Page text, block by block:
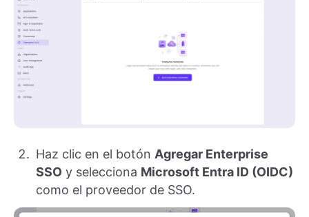
Haz clic en el botón Agregar Enterprise
SSO y selecciona Microsoft Entra ID (OIDC)
como el proveedor de SSO.